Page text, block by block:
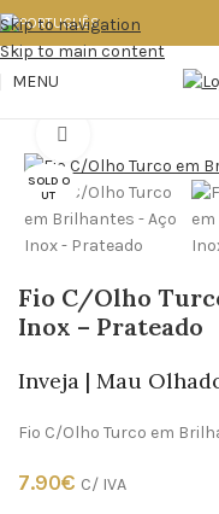
Skip to navigation
Skip to main content
MENU
SOLD O
UT
Fio C/Olho
Inox – Prateado
Inveja | Mau
Fio C/Olho Turco em
7.90€ C/ IVA